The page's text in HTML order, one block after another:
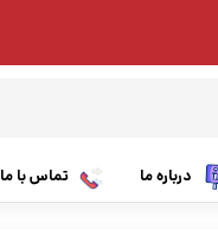
درباره ما تماس با ما